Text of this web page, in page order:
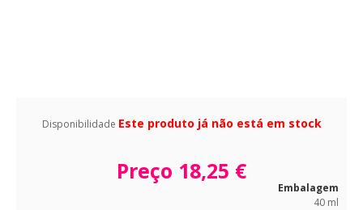
Disponibilidade Este produto já não está em stock
Preço 18,25 €
Embalagem
40 ml